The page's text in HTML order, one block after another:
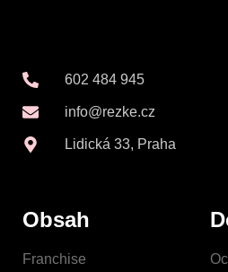
602 484 945
info@rezke.cz
Lidická 33, Praha
Obsah
Franchise